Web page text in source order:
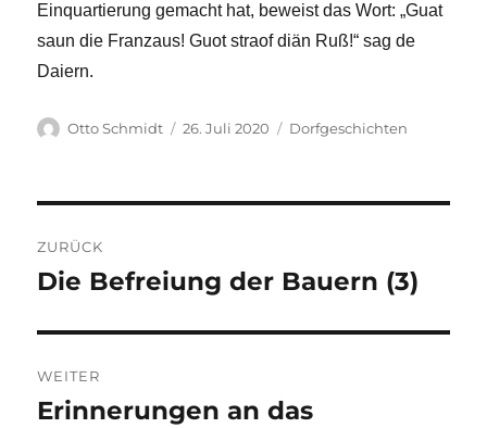
Einquartierung gemacht hat, beweist das Wort: „Guat
saun die Franzaus! Guot straof diän Ruß!“ sag de
Daiern.
Autor
Otto Schmidt
Veröffentlicht
26. Juli 2020 Kategorien
Dorfgeschichten
ZURÜCK
Vorheriger
Die Befreiung der Bauern (3)
WEITER
Nächster
Erinnerungen an das